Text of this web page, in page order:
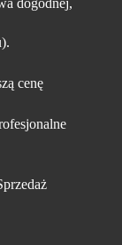
dogodnej,
cenę